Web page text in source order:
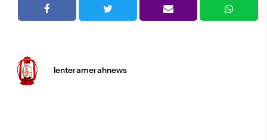
lenteramerahnews